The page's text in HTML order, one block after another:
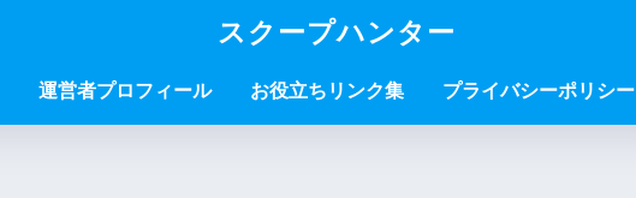
スクープハンター
運営者プロフィール お役立ちリンク集 プライバシーポリシー